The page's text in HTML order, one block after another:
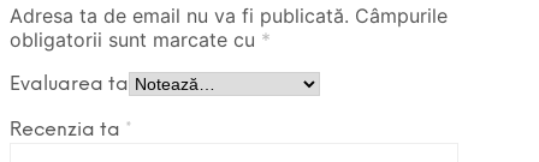
Adresa ta de email nu va fi publicată. Câmpurile
obligatorii sunt marcate cu *
Evaluarea ta
Recenzia ta *